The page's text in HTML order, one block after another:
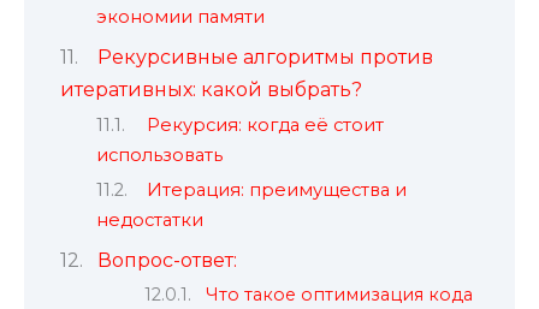
экономии памяти
Рекурсивные алгоритмы против
итеративных: какой выбрать?
Рекурсия: когда её стоит
использовать
Итерация: преимущества и
недостатки
Вопрос-ответ:
Что такое оптимизация кода